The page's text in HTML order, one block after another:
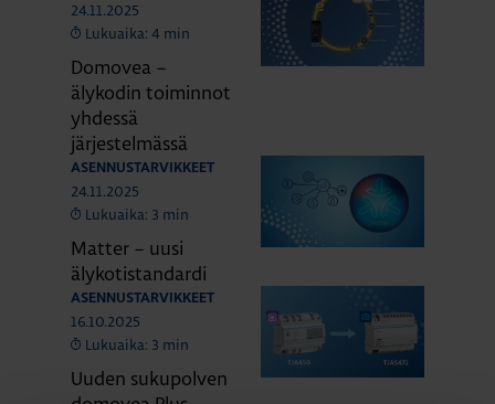
24.11.2025
Lukuaika: 4 min
Domovea –
älykodin toiminnot
yhdessä
järjestelmässä
ASENNUSTARVIKKEET
24.11.2025
Lukuaika: 3 min
Matter – uusi
älykotistandardi
ASENNUSTARVIKKEET
16.10.2025
Lukuaika: 3 min
Uuden sukupolven